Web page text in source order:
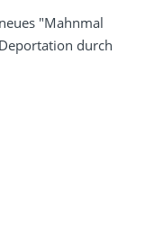
"Mahnmal
durch